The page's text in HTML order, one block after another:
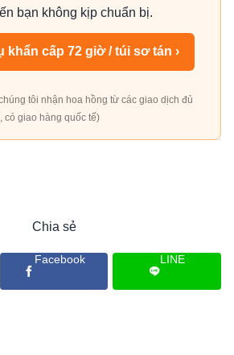
bạn không kịp chuẩn bị.
khẩn cấp 72 giờ / túi sơ tán ›
tôi nhận hoa hồng từ các giao dịch đủ
có giao hàng quốc tế)
Chia sẻ
Facebook LINE